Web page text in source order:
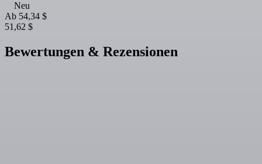
Neu
Ab 54,34 $
51,62 $
Bewertungen & Rezensionen